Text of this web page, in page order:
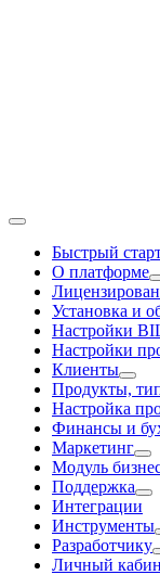
Быстрый
О платформе
Установка и
Настройки
Настройки
Клиенты
Продукты,
Настройка
Финансы и
Маркетинг
Модуль
Поддержка
Интеграции
Инструменты
Разработчику
Личный